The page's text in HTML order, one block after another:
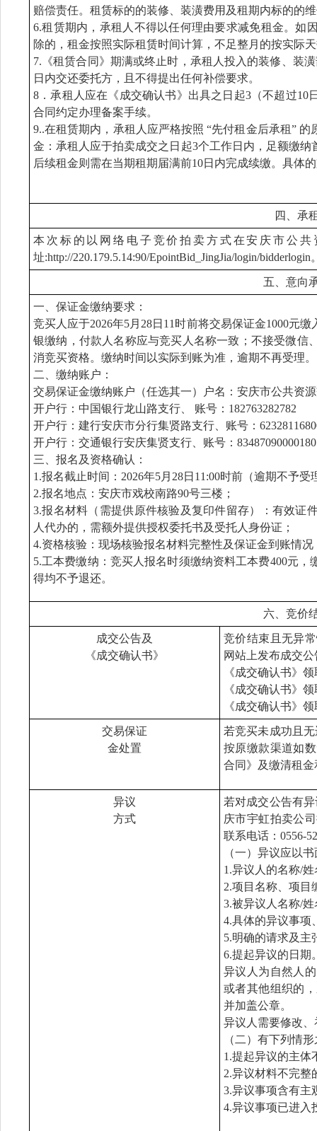
赔偿责任。租赁标的的装修、装潢费用及租期内标的的
6.租赁期内，承租人不得以任何理由要求减免租金。如
除的，租金按照实际租赁时间计算，不足整月的按实际
7.《租赁合同》期满或终止时，承租人投入的装修、装
日内交还委托方，且不得提出任何补偿要求。
8．承租人应在《成交确认书》出具之日起3（不超过
合同约定办理备案手续。
9..在租赁期内，承租人应严格按照 “先付租金后承租”
金：承租人应于拍卖成交之日起3个工作日内，足额缴
后续租金则需在当期租期届满前10日内完成续缴。具体
四、承
本次标的以网络电子竞价拍卖方式在安庆市公
址:http://220.179.5.14:90/EpointBid_JingJia/login/bidderlogin
五、意向
一、保证金缴纳要求：
竞买人应于2026年5月28日11时前将交易保证金1000元
银缴纳，付款人名称应与竞买人名称一致；不接受微信
消竞买资格。缴纳时间以实际到账为准，逾期不再受理。
二、缴纳账户：
交易保证金缴纳账户（任选其一）户名：安庆市公共资
开户行：中国银行龙山路支行、 账号：182763282782
开户行：建行安庆市分行集贤路支行、账号：
开户行：交通银行安庆集贤支行、账号：
三、报名及资格确认：
1.报名截止时间：2026年5月28日11:00时前（逾期不予受
2.报名地点：安庆市戏校南路90号三楼；
3.报名材料（需提供原件核验及复印件留存）：有效证
人代办的，需额外提供授权委托书及受托人身份证；
4.资格核验：现场核验报名材料完整性及保证金到账情
5.工本费缴纳：竞买人报名时须缴纳资料工本费400元
得均不予退还。
六、竞价
成交公告及
《成交确认书》
竞价结束且无异
网站上发布成交公
《成交确认书》
《成交确认书》
《成交确认书》
交易保证
金处置
若竞买未成功且
按原缴款渠道如
合同》及缴清租
异议
方式
若对成交公告有
庆市宇虹拍卖公
联系电话：0556-
（一）异议应以
1.异议人的名称/
2.项目名称、项目
3.被异议人名称/姓
4.具体的异议事项
5.明确的请求及主
6.提起异议的日期
异议人为自然人
或者其他组织的
并加盖公章。
异议人需要修改
（二）有下列情
1.提起异议的主体
2.异议材料不完整
3.异议事项含有主
4.异议事项已进入